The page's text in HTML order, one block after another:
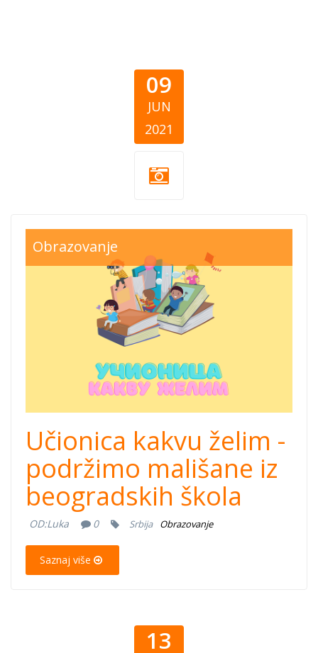
09
JUN
2021
Obrazovanje
Učionica kakvu želim -
podržimo mališane iz
beogradskih škola
OD:Luka 0 Srbija Obrazovanje
Saznaj više
13